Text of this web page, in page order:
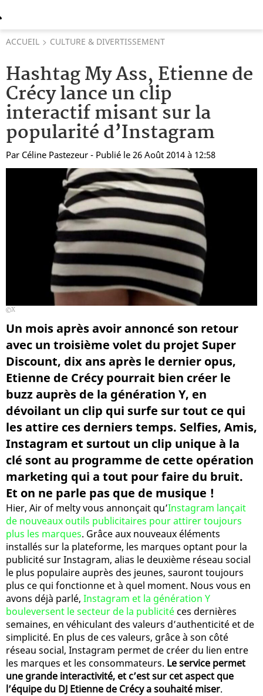
ACCUEIL CULTURE & DIVERTISSEMENT
Hashtag My Ass, Etienne de
Crécy lance un clip
interactif misant sur la
popularité d’Instagram
Par Céline Pastezeur - Publié le 26 Août 2014 à 12:58
X
Un mois après avoir annoncé son retour
avec un troisième volet du projet Super
Discount, dix ans après le dernier opus,
Etienne de Crécy pourrait bien créer le
buzz auprès de la génération Y, en
dévoilant un clip qui surfe sur tout ce qui
les attire ces derniers temps. Selfies, Amis,
Instagram et surtout un clip unique à la
clé sont au programme de cette opération
marketing qui a tout pour faire du bruit.
Et on ne parle pas que de musique !
Hier, Air of melty vous annonçait qu’Instagram lançait
de nouveaux outils publicitaires pour attirer toujours
plus les marques. Grâce aux nouveaux éléments
installés sur la plateforme, les marques optant pour la
publicité sur Instagram, alias le deuxième réseau social
le plus populaire auprès des jeunes, sauront toujours
plus ce qui fonctionne et à quel moment. Nous vous en
avons déjà parlé, Instagram et la génération Y
bouleversent le secteur de la publicitéces dernières
semaines, en véhiculant des valeurs d’authenticité et de
simplicité. En plus de ces valeurs, grâce à son côté
réseau social, Instagram permet de créer du lien entre
les marques et les consommateurs. Le service permet
une grande interactivité, et c’est sur cet aspect que
l’équipe du DJ Etienne de Crécy a souhaité miser.